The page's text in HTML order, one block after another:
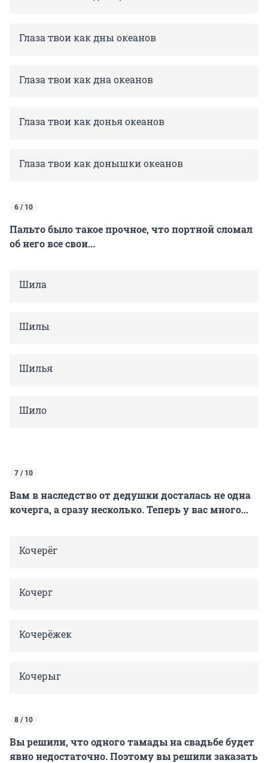
Глаза твои как дны океанов
Глаза твои как дна океанов
Глаза твои как донья океанов
Глаза твои как донышки океанов
6 / 10
Пальто было такое прочное, что портной сломал
об него все свои...
Шила
Шилы
Шилья
Шило
7 / 10
Вам в наследство от дедушки досталась не одна
кочерга, а сразу несколько. Теперь у вас много...
Кочерёг
Кочерг
Кочерёжек
Кочерыг
8 / 10
Вы решили, что одного тамады на свадьбе будет
явно недостаточно. Поэтому вы решили заказать